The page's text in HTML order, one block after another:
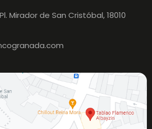
Mirador de San Cristóbal, 18010